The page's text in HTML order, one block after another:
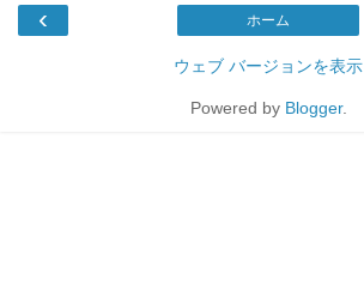
‹ ホーム
ウェブ バージョンを表示
Powered by Blogger.